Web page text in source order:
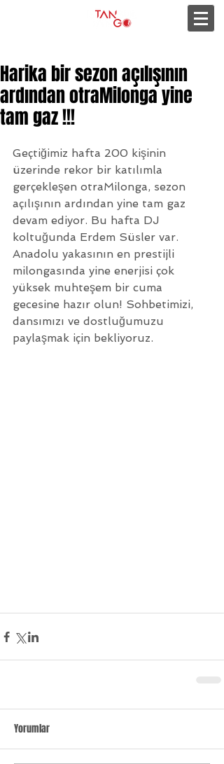
Harika bir sezon açılışının
ardından otraMilonga yine
tam gaz !!!
Geçtiğimiz hafta 200 kişinin
üzerinde rekor bir katılımla
gerçekleşen otraMilonga, sezon
açılışının ardından yine tam gaz
devam ediyor. Bu hafta DJ
koltuğunda Erdem Süsler var.
Anadolu yakasının en prestijli
milongasında yine enerjisi çok
yüksek muhteşem bir cuma
gecesine hazır olun! Sohbetimizi,
dansımızı ve dostluğumuzu
paylaşmak için bekliyoruz.
Yorumlar